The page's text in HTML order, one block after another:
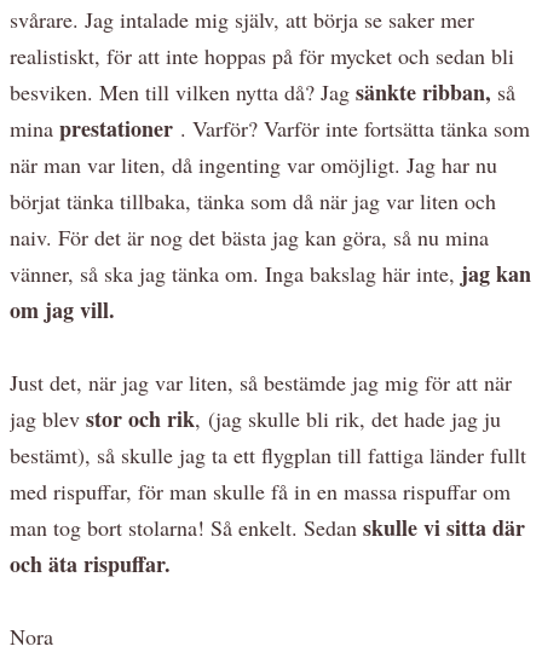
svårare. Jag intalade mig själv, att börja se saker mer
realistiskt, för att inte hoppas på för mycket och sedan bli
besviken. Men till vilken nytta då? Jag sänkte ribban, så
mina prestationer . Varför? Varför inte fortsätta tänka som
när man var liten, då ingenting var omöjligt. Jag har nu
börjat tänka tillbaka, tänka som då när jag var liten och
naiv. För det är nog det bästa jag kan göra, så nu mina
vänner, så ska jag tänka om. Inga bakslag här inte, jag kan
om jag vill.
Just det, när jag var liten, så bestämde jag mig för att när
jag blev stor och rik, (jag skulle bli rik, det hade jag ju
bestämt), så skulle jag ta ett flygplan till fattiga länder fullt
med rispuffar, för man skulle få in en massa rispuffar om
man tog bort stolarna! Så enkelt. Sedan skulle vi sitta där
och äta rispuffar.
Nora